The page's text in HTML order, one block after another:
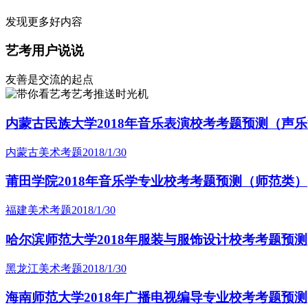
发现更多好内容
艺考用户说说
友善是交流的起点
艺考推送时光机
内蒙古民族大学2018年音乐表演校考考题预测（声
内蒙古美术考题2018/1/30
莆田学院2018年音乐学专业校考考题预测（师范类）
福建美术考题2018/1/30
哈尔滨师范大学2018年服装与服饰设计校考考题预测
黑龙江美术考题2018/1/30
海南师范大学2018年广播电视编导专业校考考题预测